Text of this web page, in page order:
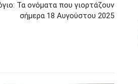
Τα ονόματα που γιορτάζουν
σήμερα 18 Αυγούστου 2025